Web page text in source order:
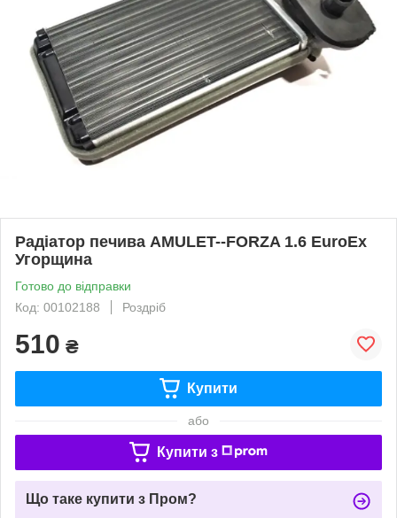
Радіатор печива AMULET--FORZA 1.6 EuroEx
Угорщина
Готово до відправки
Код: 00102188
Роздріб
510 ₴
Купити
або
Купити з
Що таке купити з Пром?